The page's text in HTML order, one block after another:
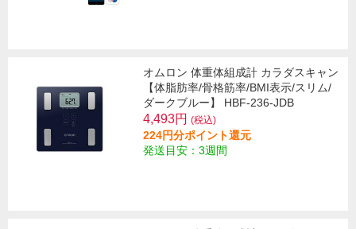
オムロン 体重体組成計 カラダスキャン
【体脂肪率/骨格筋率/BMI表示/スリム/
ダークブルー】 HBF-236-JDB
4,493円 (税込)
224円分ポイント還元
発送目安：3週間